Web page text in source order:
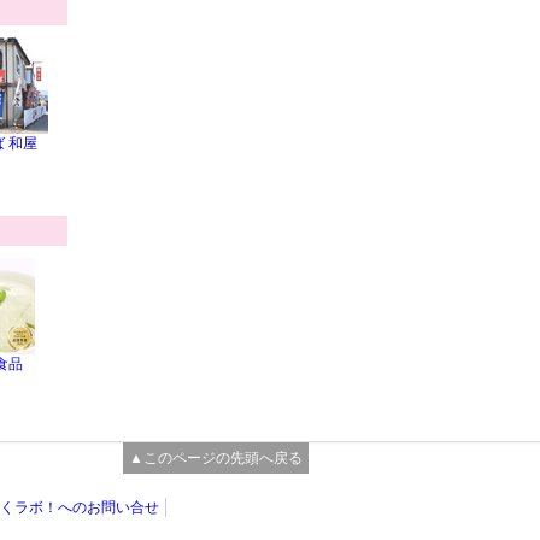
和屋
品
▲このページの先頭へ戻る
ラボ！へのお問い合せ